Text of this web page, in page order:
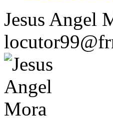
Jesus Angel